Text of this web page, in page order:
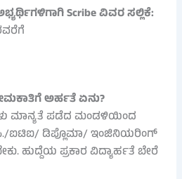
Scribe ವಿವರ ಸಲ್ಲಿಕೆ:
ಅರ್ಹತೆ ಏನು?
ಮಾನ್ಯತೆ ಪಡೆದ ಮಂಡಳಿಯಿಂದ
ಡಿಪ್ಲೊಮಾ/ ಇಂಜಿನಿಯರಿಂಗ್
ಹುದ್ದೆಯ ಪ್ರಕಾರ ವಿದ್ಯಾರ್ಹತೆ ಬೇರೆ